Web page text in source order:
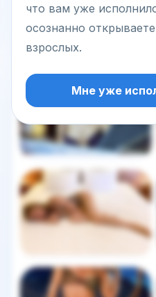
Написать
Другие фото этой
что вам уже
осознанно
взрослых.
Мне уже